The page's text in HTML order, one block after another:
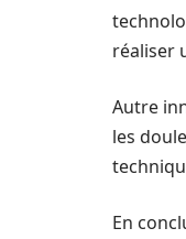
réaliser
Autre
les
En